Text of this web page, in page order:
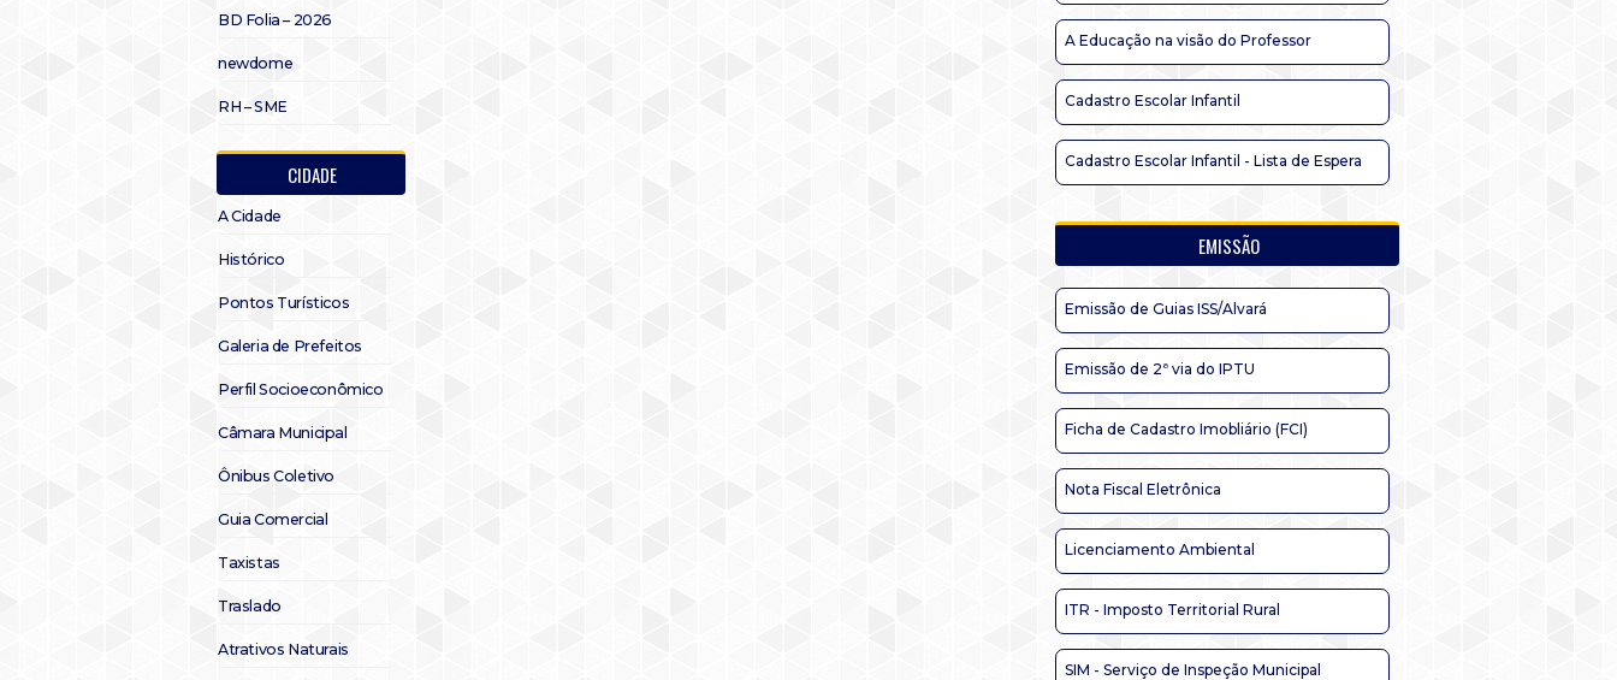
BD Folia – 2026
newdome
RH – SME
CIDADE
A Cidade
Histórico
Pontos Turísticos
Galeria de Prefeitos
Perfil Socioeconômico
Câmara Municipal
Ônibus Coletivo
Guia Comercial
Taxistas
Traslado
Atrativos Naturais
A Educação na visão do Professor
Cadastro Escolar Infantil
Cadastro Escolar Infantil - Lista de Espera
EMISSÃO
Emissão de Guias ISS/Alvará
Emissão de 2ª via do IPTU
Ficha de Cadastro Imobliário (FCI)
Nota Fiscal Eletrônica
Licenciamento Ambiental
ITR - Imposto Territorial Rural
SIM - Serviço de Inspeção Municipal